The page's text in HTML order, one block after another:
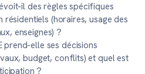
il des règles spécifiques
(horaires, usage des
enseignes) ?
prend-elle ses décisions
budget, conflits) et quel est
?